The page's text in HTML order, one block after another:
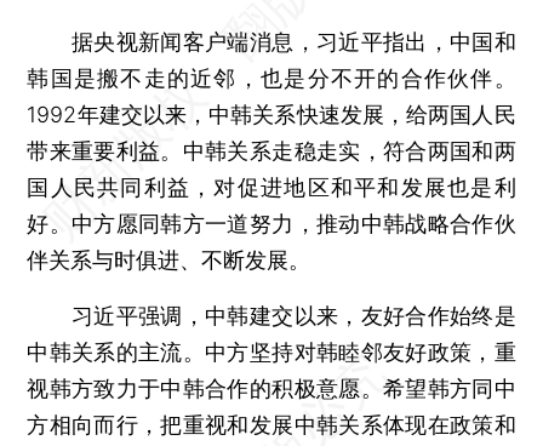
据央视新闻客户端消息，习近平指出，中国和
韩国是搬不走的近邻，也是分不开的合作伙伴。
1992年建交以来，中韩关系快速发展，给两国人民
带来重要利益。中韩关系走稳走实，符合两国和两
国人民共同利益，对促进地区和平和发展也是利
好。中方愿同韩方一道努力，推动中韩战略合作伙
伴关系与时俱进、不断发展。
习近平强调，中韩建交以来，友好合作始终是
中韩关系的主流。中方坚持对韩睦邻友好政策，重
视韩方致力于中韩合作的积极意愿。希望韩方同中
方相向而行，把重视和发展中韩关系体现在政策和